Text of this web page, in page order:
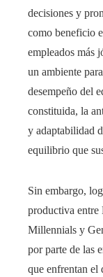
decisiones y
como beneficio
empleados más
un ambiente
desempeño del
constituida, la
y adaptabilidad
equilibrio que
Sin embargo,
productiva entre
Millennials y
por parte de las
que enfrentan el